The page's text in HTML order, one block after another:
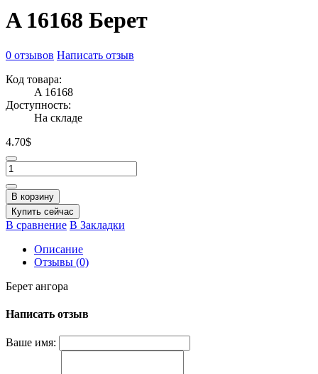
A 16168 Берет
0 отзывов Написать отзыв
Код товара:
A 16168
Доступность:
На складе
4.70$
В корзину
Купить сейчас
В сравнение В Закладки
Описание
Отзывы (0)
Берет ангора
Написать отзыв
Ваше имя: